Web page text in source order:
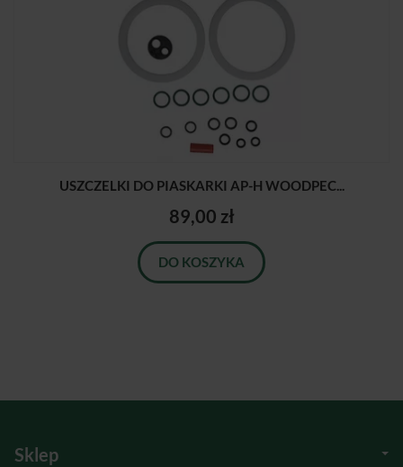
USZCZELKI DO PIASKARKI AP-H WOODPEC...
89,00 zł
DO KOSZYKA
Sklep